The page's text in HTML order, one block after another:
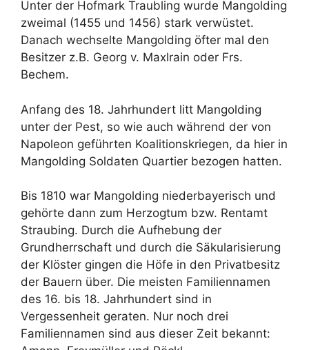
Unter der Hofmark Traubling wurde Mangolding
zweimal (1455 und 1456) stark verwüstet.
Danach wechselte Mangolding öfter mal den
Besitzer z.B. Georg v. Maxlrain oder Frs.
Bechem.
Anfang des 18. Jahrhundert litt Mangolding
unter der Pest, so wie auch während der von
Napoleon geführten Koalitionskriegen, da hier in
Mangolding Soldaten Quartier bezogen hatten.
Bis 1810 war Mangolding niederbayerisch und
gehörte dann zum Herzogtum bzw. Rentamt
Straubing. Durch die Aufhebung der
Grundherrschaft und durch die Säkularisierung
der Klöster gingen die Höfe in den Privatbesitz
der Bauern über. Die meisten Familiennamen
des 16. bis 18. Jahrhundert sind in
Vergessenheit geraten. Nur noch drei
Familiennamen sind aus dieser Zeit bekannt: